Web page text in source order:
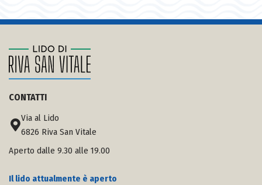
CONTATTI
Via al Lido
6826 Riva San Vitale
Aperto dalle 9.30 alle 19.00
Il lido attualmente è aperto